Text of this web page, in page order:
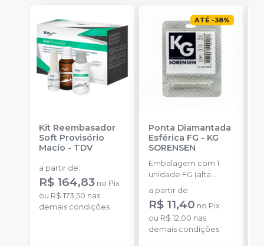
Kit Reembasador
Soft Provisório
Macio - TDV
a partir de:
R$ 164,83 no Pix
ou R$ 173,50 nas
demais condições
ATÉ -38%
Ponta Diamantada
Esférica FG - KG
SORENSEN
Embalagem com 1
unidade FG (alta
rotação).
a partir de:
R$ 11,40 no Pix
ou R$ 12,00 nas
demais condições